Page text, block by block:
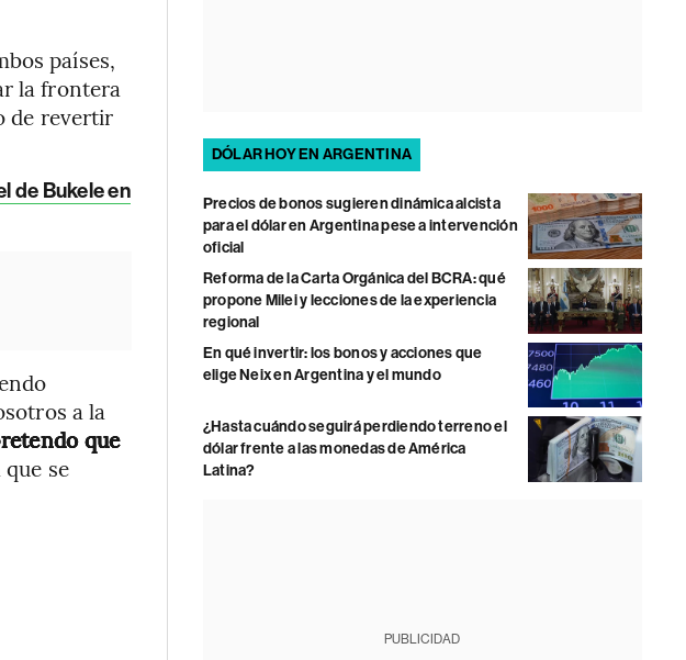
países,
la frontera
de revertir
de Bukele en
a la
que
se
DÓLAR HOY EN ARGENTINA
Precios de bonos sugieren dinámica alcista
para el dólar en Argentina pese a intervención
oficial
Reforma de la Carta Orgánica del BCRA: qué
propone Milei y lecciones de la experiencia
regional
En qué invertir: los bonos y acciones que
elige Neix en Argentina y el mundo
¿Hasta cuándo seguirá perdiendo terreno el
dólar frente a las monedas de América
Latina?
PUBLICIDAD